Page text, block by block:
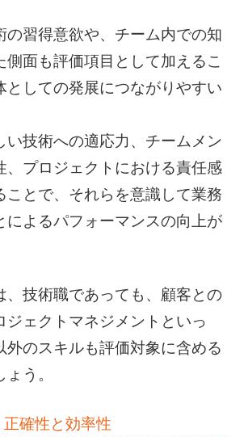
の習得意欲や、チーム内での知
側面も評価項目として加えるこ
としての発展につながりやすい
い技術への適応力、チームメン
、プロジェクトにおける責任感
ことで、それらを意識して業務
によるパフォーマンスの向上が
、技術職であっても、顧客との
ジェクトマネジメントといっ
外のスキルも評価対象に含める
う。
確性と効率性